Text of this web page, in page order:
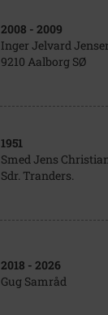
2008 - 2009
Inger Jelvard
9210 Aalborg SØ
1951
Smed Jens
Sdr. Tranders.
2018 - 2026
Gug Samråd